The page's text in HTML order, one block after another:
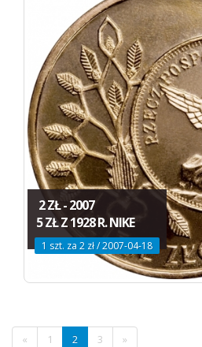
2 ZŁ - 2007
5 ZŁ Z 1928 R. NIKE
1 szt. za 2 zł / 2007-04-18
« 1 2 3 »